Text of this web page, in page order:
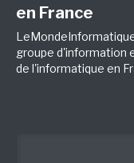
en France
groupe d'information
de l'informatique en